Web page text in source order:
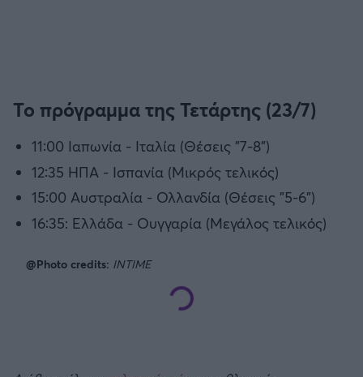
Το πρόγραμμα της Τετάρτης (23/7)
11:00 Ιαπωνία - Ιταλία (Θέσεις "7-8")
12:35 ΗΠΑ - Ισπανία (Μικρός τελικός)
15:00 Αυστραλία - Ολλανδία (Θέσεις "5-6")
16:35: Ελλάδα - Ουγγαρία (Μεγάλος τελικός)
@Photo credits: INTIME